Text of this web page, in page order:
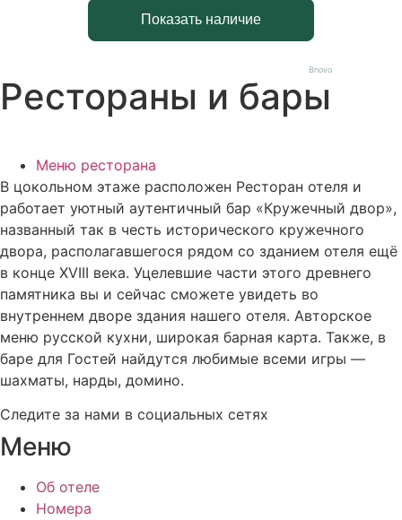
Bnovo
Рестораны и бары
Меню ресторана
В цокольном этаже расположен Ресторан отеля и
работает уютный аутентичный бар «Кружечный двор»,
названный так в честь исторического кружечного
двора, располагавшегося рядом со зданием отеля ещё
в конце XVIII века. Уцелевшие части этого древнего
памятника вы и сейчас сможете увидеть во
внутреннем дворе здания нашего отеля. Авторское
меню русской кухни, широкая барная карта. Также, в
баре для Гостей найдутся любимые всеми игры —
шахматы, нарды, домино.
Следите за нами в социальных сетях
Меню
Об отеле
Номера